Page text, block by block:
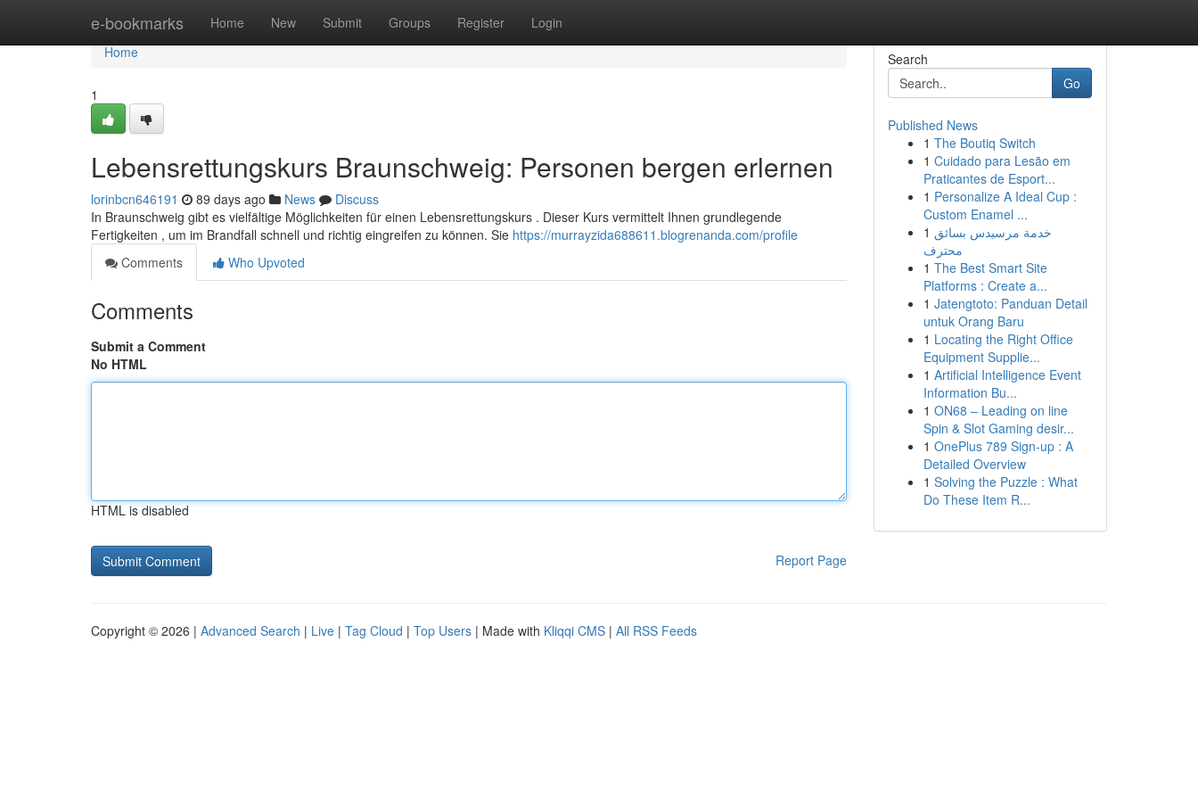
e-bookmarks Home New Submit Groups Register Login
Home
Home
1
Lebensrettungskurs Braunschweig: Personen bergen erlernen
lorinbcn646191 89 days ago News
Discuss
In Braunschweig gibt es vielfältige Möglichkeiten für einen Lebensrettungskurs . Dieser Kurs vermittelt Ihnen grundlegende
Fertigkeiten , um im Brandfall schnell und richtig eingreifen zu können. Sie https://murrayzida688611.blogrenanda.com/profile
Comments
Who Upvoted
Comments
Submit a Comment
No HTML
HTML is disabled
Report Page
Search
Go
Published News
1 The Boutiq Switch
1 Cuidado para Lesão em
Praticantes de Esport...
1 Personalize A Ideal Cup :
Custom Enamel ...
1 خدمة مرسيدس بسائق
محترف
1 The Best Smart Site
Platforms : Create a...
1 Jatengtoto: Panduan Detail
untuk Orang Baru
1 Locating the Right Office
Equipment Supplie...
1 Artificial Intelligence Event
Information Bu...
1 ON68 – Leading on line
Spin & Slot Gaming desir...
1 OnePlus 789 Sign-up : A
Detailed Overview
1 Solving the Puzzle : What
Do These Item R...
Copyright © 2026 | Advanced Search | Live | Tag Cloud | Top Users | Made with Kliqqi CMS | All RSS Feeds